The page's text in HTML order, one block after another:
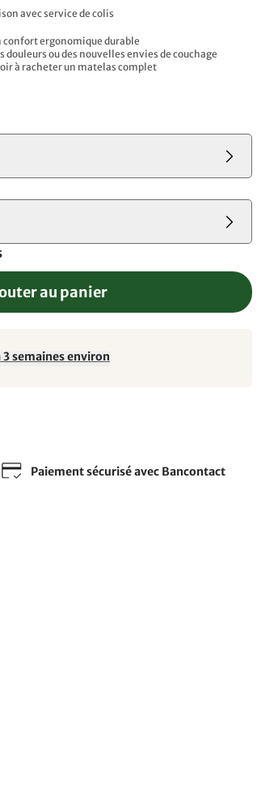
avec service de colis
ergonomique durable
douleurs ou des nouvelles envies de couchage
à racheter un matelas complet
au panier
semaines environ
Paiement sécurisé avec Bancontact